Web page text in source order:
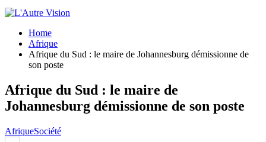
Home
Afrique
Afrique du Sud : le maire de Johannesburg démissionne de
son poste
Afrique du Sud : le maire de
Johannesburg démissionne de son poste
AfriqueSociété